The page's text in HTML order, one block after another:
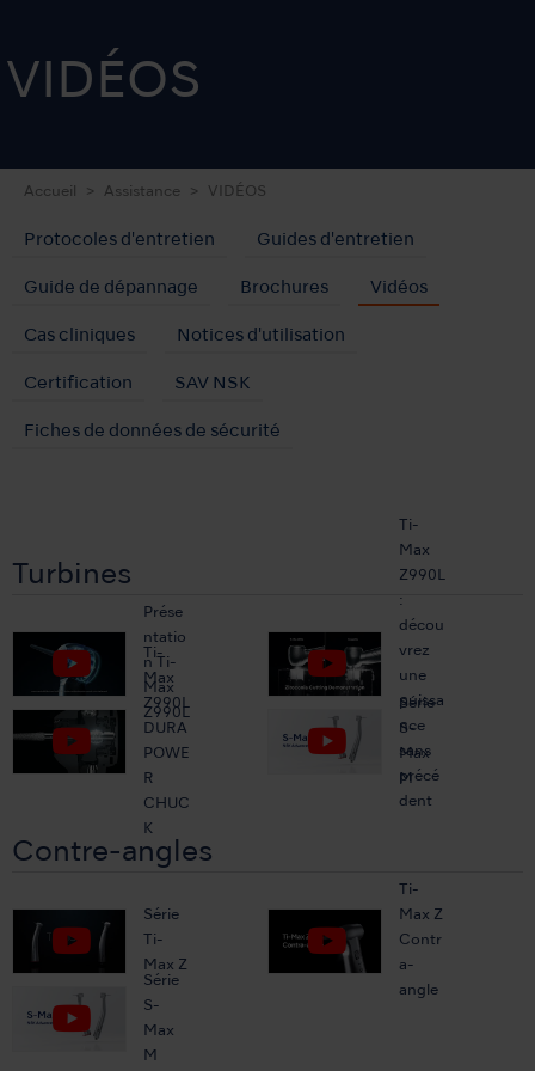
VIDÉOS
Accueil Assistance VIDÉOS
Protocoles d'entretien Guides d'entretien
Guide de dépannage Brochures Vidéos
Cas cliniques Notices d'utilisation
Certification SAV NSK
Fiches de données de sécurité
Turbines
Prése
ntatio
n Ti-
Max
Z990L
Ti-
Max
Z990L
:
décou
vrez
une
puissa
nce
sans
précé
dent
Ti-
Max
Z990L
DURA
POWE
R
CHUC
K
Série
S-
Max
M
Contre-angles
Série
Ti-
Max Z
Ti-
Max Z
Contr
a-
angle
Série
S-
Max
M